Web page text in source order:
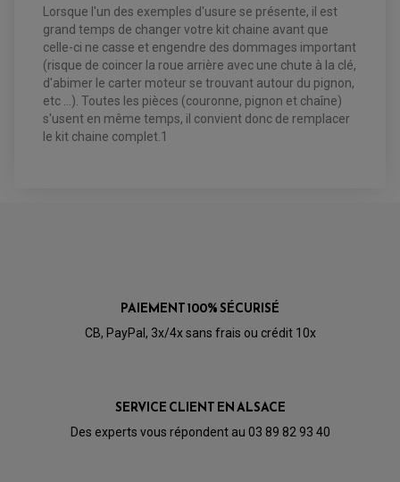
KIT RÉPARATION MAÎTRE CYLINDRE
MAÎTRE CYLINDRE
HUILE ET PRODUIT D'ENTRETIEN
HUILE MOTEUR
PRODUIT D'ENTRETIEN
PARTIE CYCLE
RETROVISEUR MOTO TYPE ORIGINE
SÉLECTEUR DE VITESSE
PRODUIT ENTRETIEN
FILTRE A AIR
FILTRE A HUILE
BOUGIE SCOOTER
PRODUIT D'ENTRETIEN
FILTRE A AIR K&N
HUILE ET LUBRIFIANTS SCOOTER
HUILE SCOOTER
GALET DE VARIATEUR
VARIATEUR SCOOTER
POMPE A ESSENCE
CHAÎNES A NEIGE
CHAMBRE A AIR QUAD ET SSV
CLOUS / CRAMPON VISSABLE
ÉLARGISSEURES DE VOIES QUAD
JANTES QUAD ET SSV
KIT RÉPARATION ÉTRIER DE FREIN
ROULEMENT MOTO CROSS ET ENDURO
ROULEMENT DE ROUE AVANT
ROULEMENT DE ROUE ARRIÈRE
ROULEMENT D'AMORTISSEUR
ROULEMENT BIELLETTES
ROULEMENT COLONNE DE DIRECTION
ROULEMENT BRAS OSCILLANT
Lorsque l'un des exemples d'usure se présente, il est
grand temps de changer votre kit chaine avant que
celle-ci ne casse et engendre des dommages important
(risque de coincer la roue arrière avec une chute à la clé,
d'abimer le carter moteur se trouvant autour du pignon,
etc ...). Toutes les pièces (couronne, pignon et chaîne)
s'usent en même temps, il convient donc de remplacer
le kit chaine complet.1
PAIEMENT 100% SÉCURISÉ
CB, PayPal, 3x/4x sans frais ou crédit 10x
SERVICE CLIENT EN ALSACE
Des experts vous répondent au 03 89 82 93 40